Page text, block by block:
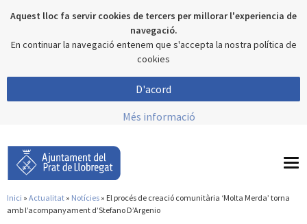
Aquest lloc fa servir cookies de tercers per millorar l'experiencia de
navegació.
En continuar la navegació entenem que s'accepta la nostra política de
cookies
D'acord
Més informació
Esteu aquí
Inici » Actualitat » Notícies » El procés de creació comunitària ‘Molta Merda’ torna
amb l’acompanyament d’Stefano D’Argenio